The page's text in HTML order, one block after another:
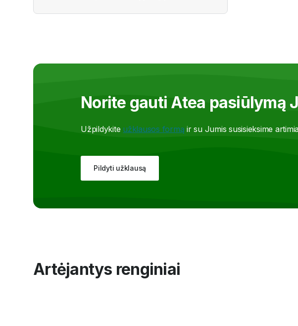
Norite gauti Atea pasiūlymą
Užpildykite užklausos formą ir su Jumis susisieksime
Pildyti užklausą
Artėjantys renginiai